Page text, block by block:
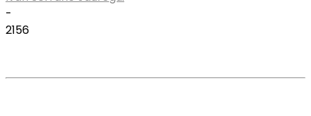
-
2156